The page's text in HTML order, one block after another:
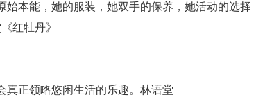
本能，她的服装，她双手的保养，她活动的选择
红牡丹》
真正领略悠闲生活的乐趣。林语堂